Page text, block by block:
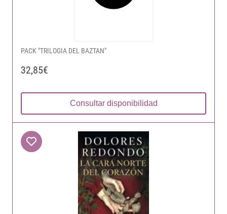
PACK "TRILOGIA DEL BAZTAN"
32,85€
Consultar disponibilidad